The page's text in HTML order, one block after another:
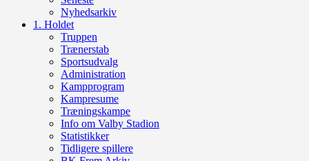
Nyhedsarkiv
1. Holdet
Truppen
Trænerstab
Sportsudvalg
Administration
Kampprogram
Kampresume
Træningskampe
Info om Valby Stadion
Statistikker
Tidligere spillere